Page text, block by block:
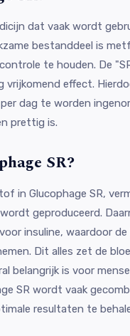
dat vaak wordt
bestanddeel is
te houden. De
vrijkomend effect.
dag te worden
prettig is.
SR?
in Glucophage SR,
geproduceerd.
insuline, waardoor
Dit alles zet de
belangrijk is voor
SR wordt vaak
resultaten te